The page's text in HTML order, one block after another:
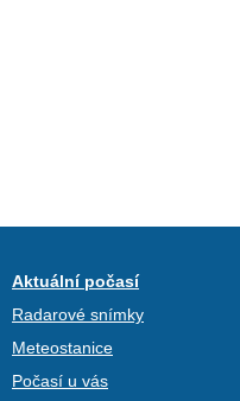
Aktuální počasí
Radarové snímky
Meteostanice
Počasí u vás